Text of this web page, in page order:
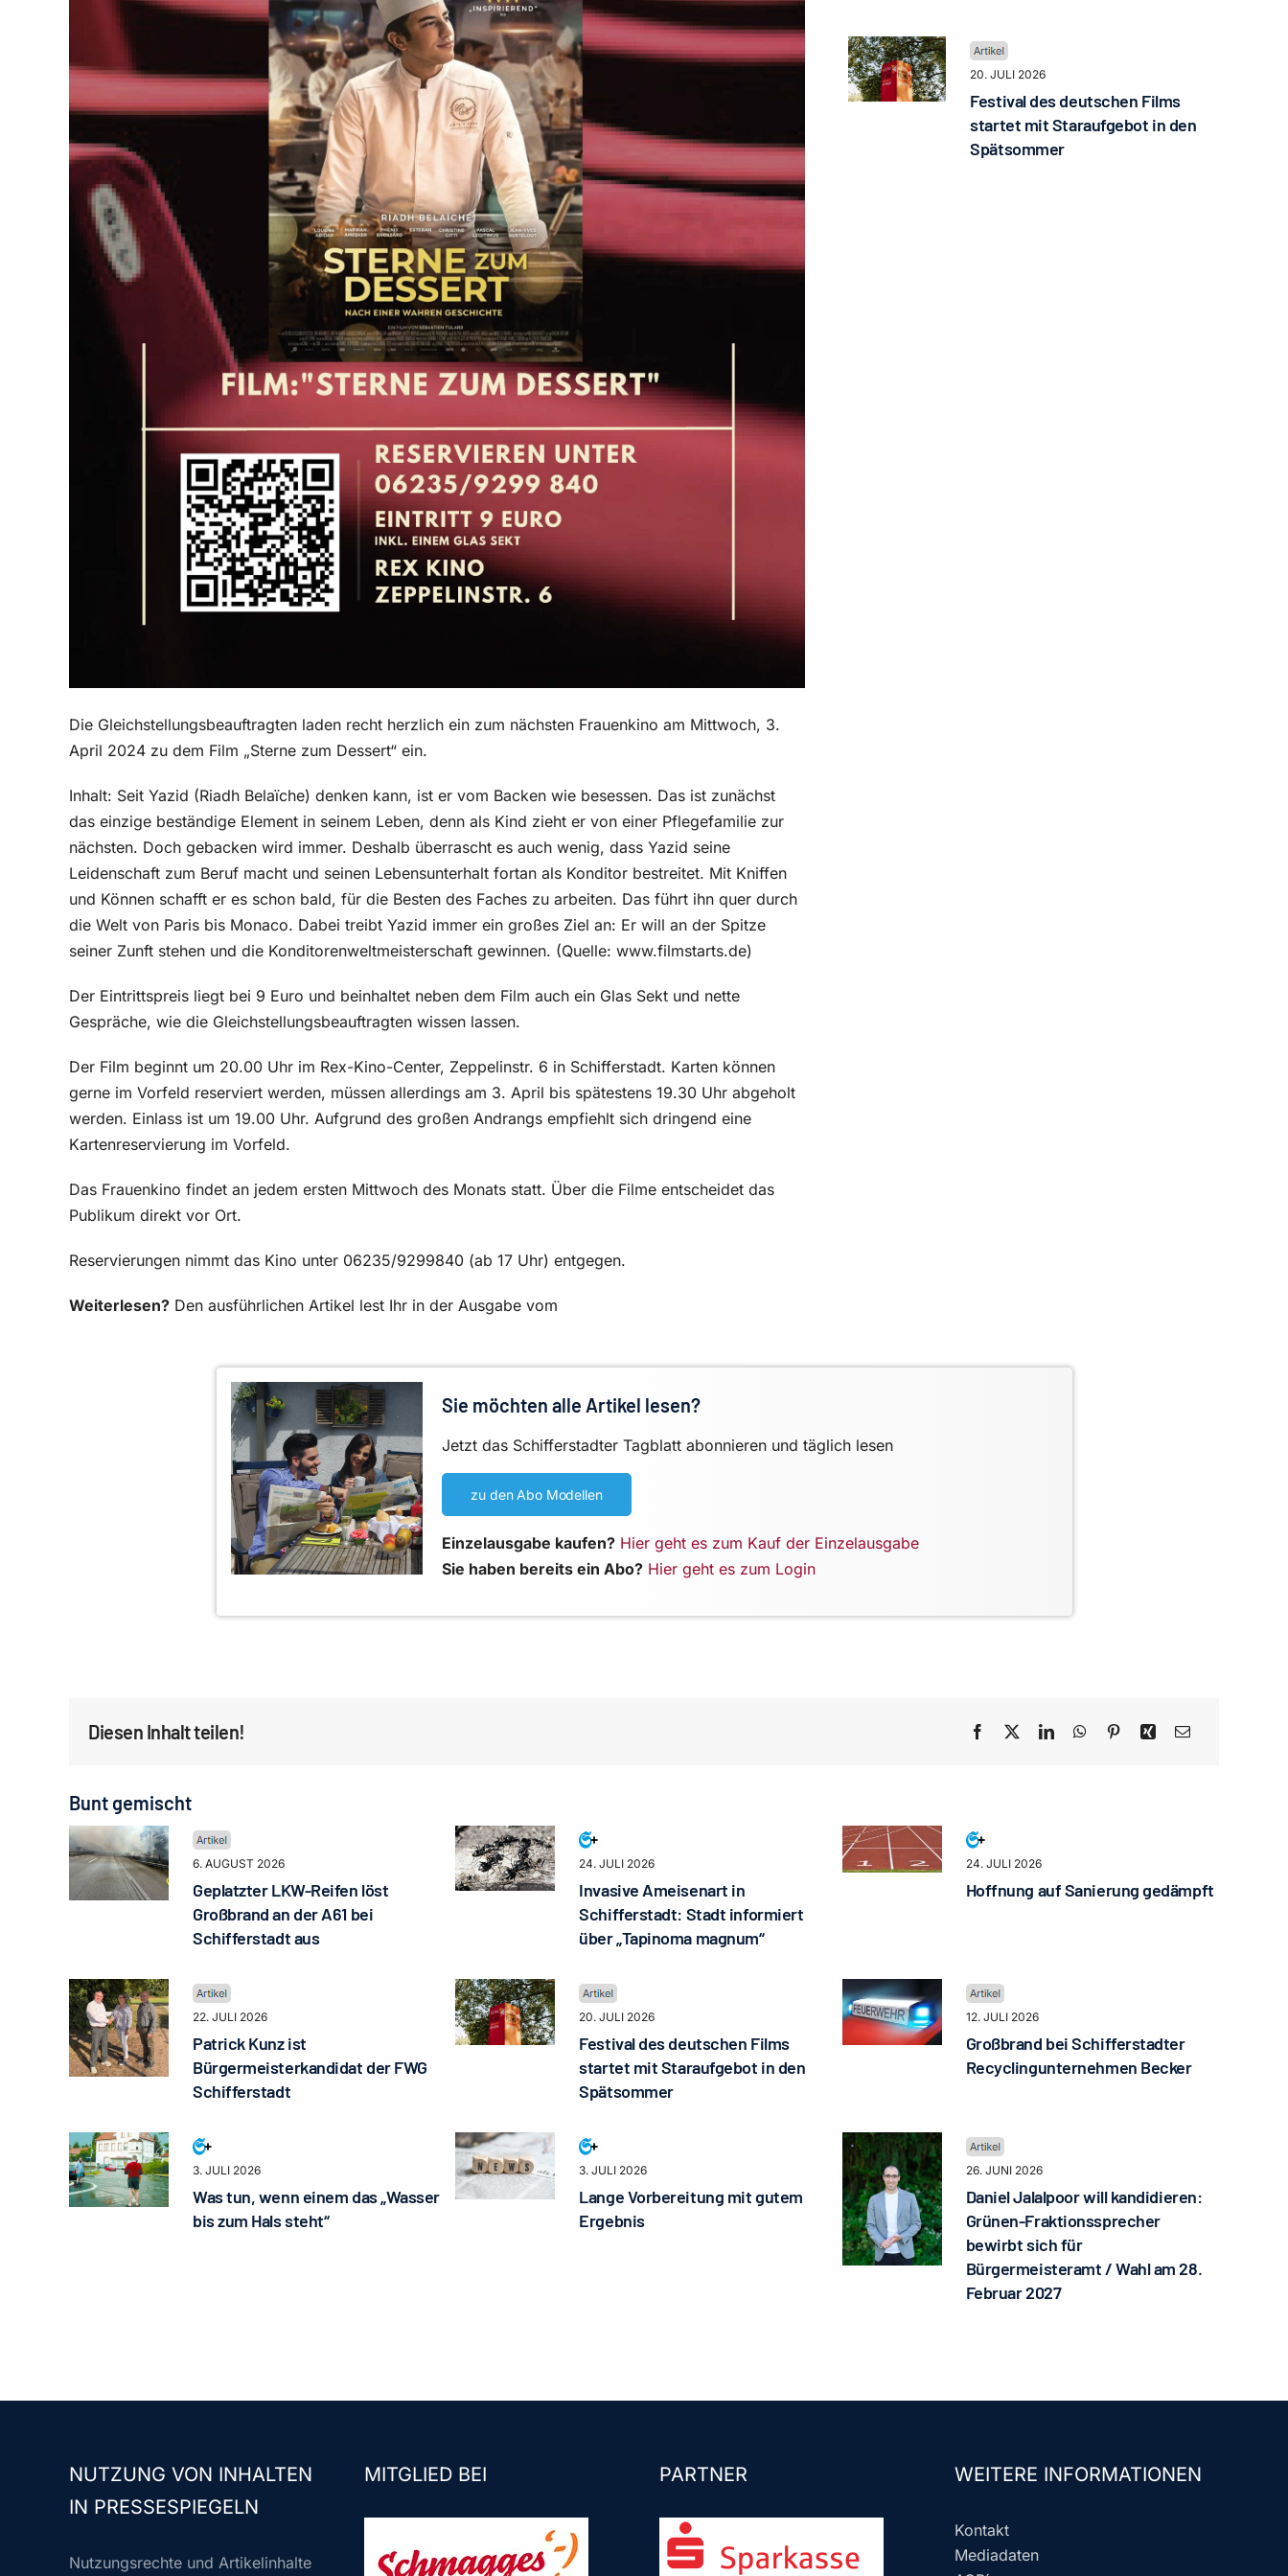
Die Gleichstellungsbeauftragten laden recht herzlich ein zum nächsten Frauenkino am Mittwoch, 3.
April 2024 zu dem Film „Sterne zum Dessert“ ein.
Inhalt: Seit Yazid (Riadh Belaïche) denken kann, ist er vom Backen wie besessen. Das ist zunächst
das einzige beständige Element in seinem Leben, denn als Kind zieht er von einer Pflegefamilie zur
nächsten. Doch gebacken wird immer. Deshalb überrascht es auch wenig, dass Yazid seine
Leidenschaft zum Beruf macht und seinen Lebensunterhalt fortan als Konditor bestreitet. Mit Kniffen
und Können schafft er es schon bald, für die Besten des Faches zu arbeiten. Das führt ihn quer durch
die Welt von Paris bis Monaco. Dabei treibt Yazid immer ein großes Ziel an: Er will an der Spitze
seiner Zunft stehen und die Konditorenweltmeisterschaft gewinnen. (Quelle: www.filmstarts.de)
Der Eintrittspreis liegt bei 9 Euro und beinhaltet neben dem Film auch ein Glas Sekt und nette
Gespräche, wie die Gleichstellungsbeauftragten wissen lassen.
Der Film beginnt um 20.00 Uhr im Rex-Kino-Center, Zeppelinstr. 6 in Schifferstadt. Karten können
gerne im Vorfeld reserviert werden, müssen allerdings am 3. April bis spätestens 19.30 Uhr abgeholt
werden. Einlass ist um 19.00 Uhr. Aufgrund des großen Andrangs empfiehlt sich dringend eine
Kartenreservierung im Vorfeld.
Das Frauenkino findet an jedem ersten Mittwoch des Monats statt. Über die Filme entscheidet das
Publikum direkt vor Ort.
Reservierungen nimmt das Kino unter 06235/9299840 (ab 17 Uhr) entgegen.
Weiterlesen? Den ausführlichen Artikel lest Ihr in der Ausgabe vom
20. JULI 2026
Festival des deutschen Films
startet mit Staraufgebot in den
Spätsommer
Sie möchten alle Artikel lesen?
Jetzt das Schifferstadter Tagblatt abonnieren und täglich lesen
zu den Abo Modellen
Einzelausgabe kaufen? Hier geht es zum Kauf der Einzelausgabe
Sie haben bereits ein Abo? Hier geht es zum Login
Diesen Inhalt teilen!
Bunt gemischt
6. AUGUST 2026
Geplatzter LKW-Reifen löst
Großbrand an der A61 bei
Schifferstadt aus
24. JULI 2026
Invasive Ameisenart in
Schifferstadt: Stadt informiert
über „Tapinoma magnum“
24. JULI 2026
Hoffnung auf Sanierung gedämpft
22. JULI 2026
Patrick Kunz ist
Bürgermeisterkandidat der FWG
Schifferstadt
20. JULI 2026
Festival des deutschen Films
startet mit Staraufgebot in den
Spätsommer
12. JULI 2026
Großbrand bei Schifferstadter
Recyclingunternehmen Becker
3. JULI 2026
Was tun, wenn einem das „Wasser
bis zum Hals steht“
3. JULI 2026
Lange Vorbereitung mit gutem
Ergebnis
26. JUNI 2026
Daniel Jalalpoor will kandidieren:
Grünen-Fraktionssprecher
bewirbt sich für
Bürgermeisteramt / Wahl am 28.
Februar 2027
NUTZUNG VON INHALTEN
IN PRESSESPIEGELN
Nutzungsrechte und Artikelinhalte
MITGLIED BEI PARTNER WEITERE INFORMATIONEN
Kontakt
Mediadaten